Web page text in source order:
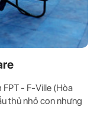
- F-Ville (Hòa
thủ nhỏ con nhưng